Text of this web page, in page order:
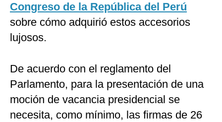
Congreso de la República del Perú
sobre cómo adquirió estos accesorios
lujosos.
De acuerdo con el reglamento del
Parlamento, para la presentación de una
moción de vacancia presidencial se
necesita, como mínimo, las firmas de 26